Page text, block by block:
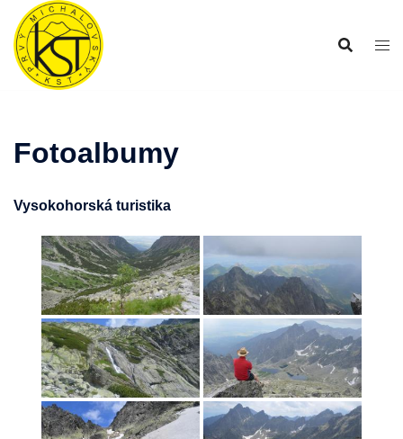
Preskočiť
obsah
Fotoalbumy
Vysokohorská turistika